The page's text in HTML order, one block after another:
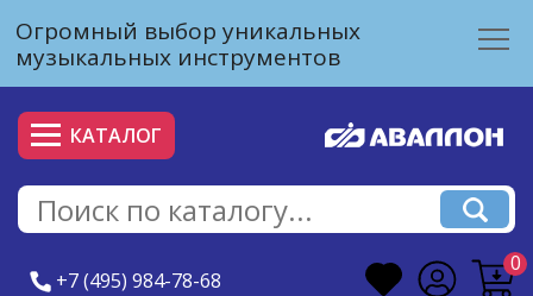
Огромный выбор уникальных
музыкальных инструментов
КАТАЛОГ
+7 (495) 984-78-68
0